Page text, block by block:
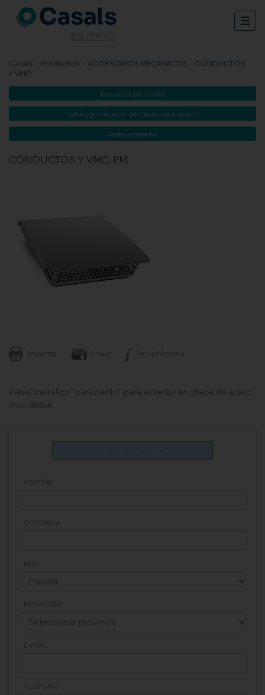
Casals > Productos > ACCESORIOS MECÁNICOS > CONDUCTOS
Y VMC
Buscador por Serie
Catálogo técnico de Casals Ventilación
Asesoramiento
CONDUCTOS Y VMC: PM
Imprimir Enviar Ficha técnica
Panel metálico "paraviento" para exterior en chapa de acero
inoxidable.
NOMBRE
COMPANÍA
PAÍS
PROVINCIA
E-MAIL
TELÉFONO